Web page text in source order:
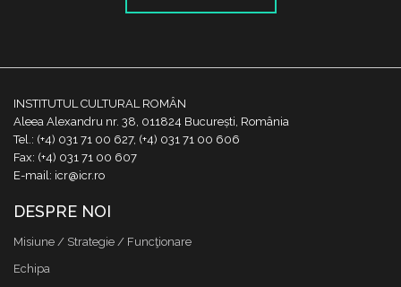
INSTITUTUL CULTURAL ROMÂN
Aleea Alexandru nr. 38, 011824 București, România
Tel.: (+4) 031 71 00 627, (+4) 031 71 00 606
Fax: (+4) 031 71 00 607
E-mail: icr@icr.ro
DESPRE NOI
Misiune / Strategie / Funcţionare
Echipa